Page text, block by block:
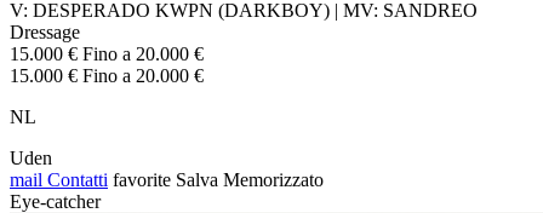
V: DESPERADO KWPN (DARKBOY) | MV: SANDREO
Dressage
15.000 € Fino a 20.000 €
15.000 € Fino a 20.000 €
NL
Uden
mail Contatti favorite Salva Memorizzato
Eye-catcher